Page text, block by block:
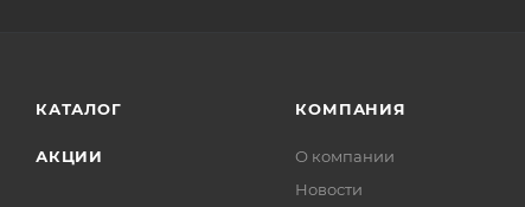
КАТАЛОГ
АКЦИИ
КОМПАНИЯ
О компании
Новости